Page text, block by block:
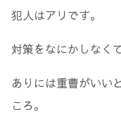
犯人はアリです。
対策をなにかしなく
ありには重曹がいい
ころ。